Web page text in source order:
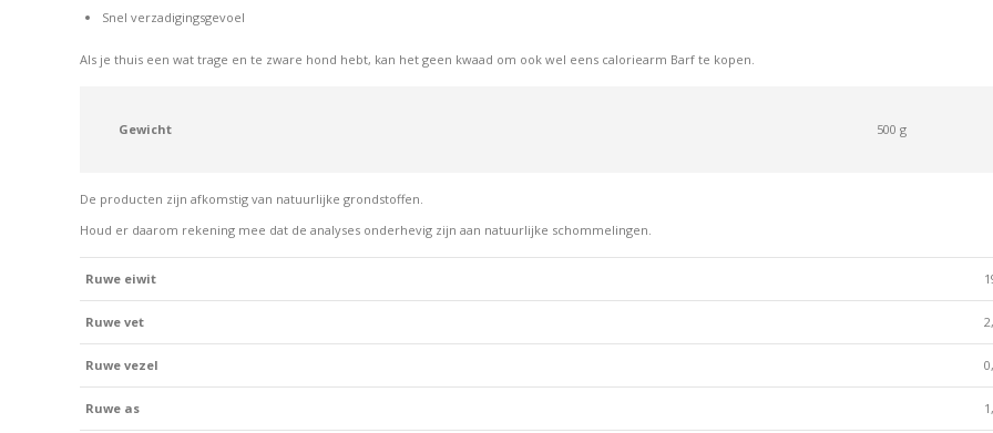
Snel verzadigingsgevoel
Als je thuis een wat trage en te zware hond hebt, kan het geen kwaad om ook wel eens caloriearm Barf te kopen.
Gewicht 500 g
De producten zijn afkomstig van natuurlijke grondstoffen.
Houd er daarom rekening mee dat de analyses onderhevig zijn aan natuurlijke schommelingen.
Ruwe eiwit
Ruwe vet
Ruwe vezel
Ruwe as